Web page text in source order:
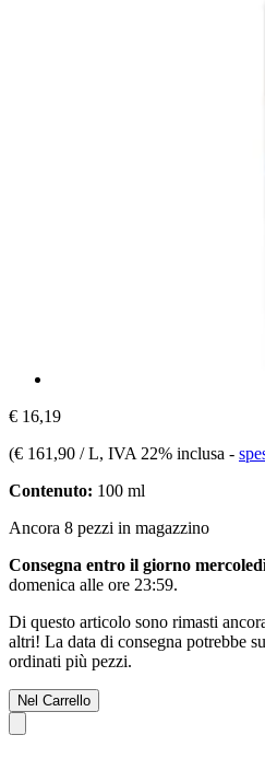
€ 16,19
(€ 161,90 / L, IVA 22% inclusa -
Contenuto: 100 ml
Ancora 8 pezzi in magazzino
Consegna entro il giorno
domenica alle ore 23:59.
Di questo articolo sono rimasti
altri! La data di consegna potrebbe
ordinati più pezzi.
Nel Carrello